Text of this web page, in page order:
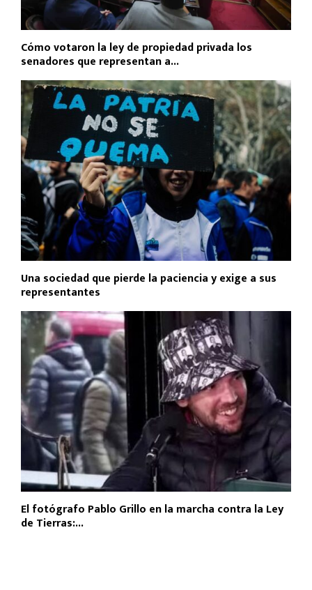
Cómo votaron la ley de propiedad privada los
senadores que representan a...
Una sociedad que pierde la paciencia y exige a sus
representantes
El fotógrafo Pablo Grillo en la marcha contra la Ley
de Tierras:...